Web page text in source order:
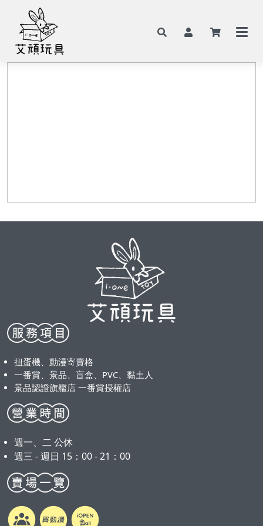
扭蛋機、動漫寄賣格
一番賞、景品、盲盒、PVC、黏土人
景品認證旗艦店 一番賞授權店
週一、二 公休
週三 - 週日 15：00 - 21：00